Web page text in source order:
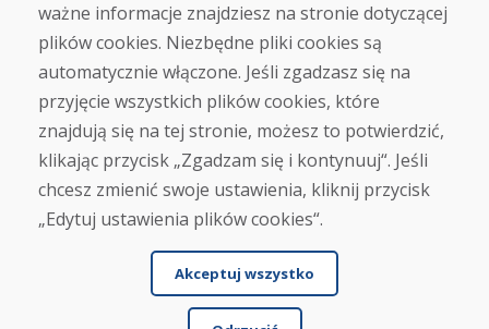
Sklep internetowy
Warunki handlowe
Zapłata
Skarga
Zwrot i wymiana towaru
Ochrona danych osobowych
Cookies
ważne informacje znajdziesz na stronie dotyczącej
plików cookies. Niezbędne pliki cookies są
automatycznie włączone. Jeśli zgadzasz się na
przyjęcie wszystkich plików cookies, które
znajdują się na tej stronie, możesz to potwierdzić,
klikając przycisk „Zgadzam się i kontynuuj“. Jeśli
chcesz zmienić swoje ustawienia, kliknij przycisk
„Edytuj ustawienia plików cookies“.
Akceptuj wszystko